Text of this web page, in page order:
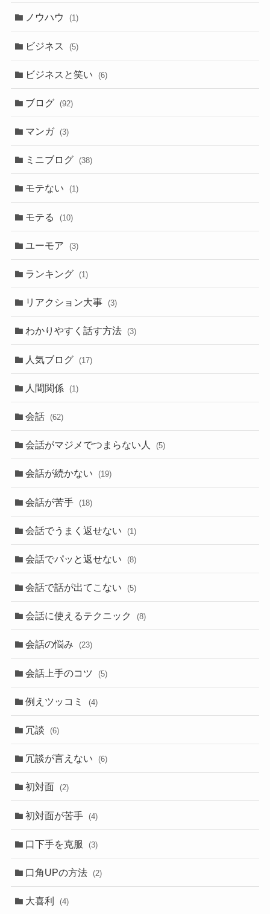
ノウハウ (1)
ビジネス (5)
ビジネスと笑い (6)
ブログ (92)
マンガ (3)
ミニブログ (38)
モテない (1)
モテる (10)
ユーモア (3)
ランキング (1)
リアクション大事 (3)
わかりやすく話す方法 (3)
人気ブログ (17)
人間関係 (1)
会話 (62)
会話がマジメでつまらない人 (5)
会話が続かない (19)
会話が苦手 (18)
会話でうまく返せない (1)
会話でパッと返せない (8)
会話で話が出てこない (5)
会話に使えるテクニック (8)
会話の悩み (23)
会話上手のコツ (5)
例えツッコミ (4)
冗談 (6)
冗談が言えない (6)
初対面 (2)
初対面が苦手 (4)
口下手を克服 (3)
口角UPの方法 (2)
大喜利 (4)